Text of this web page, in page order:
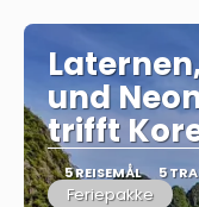
und
trifft
5 REISEMÅL 5
Feriepakke